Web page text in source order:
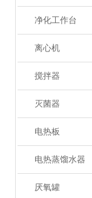
净化工作台
离心机
搅拌器
灭菌器
电热板
电热蒸馏水器
厌氧罐